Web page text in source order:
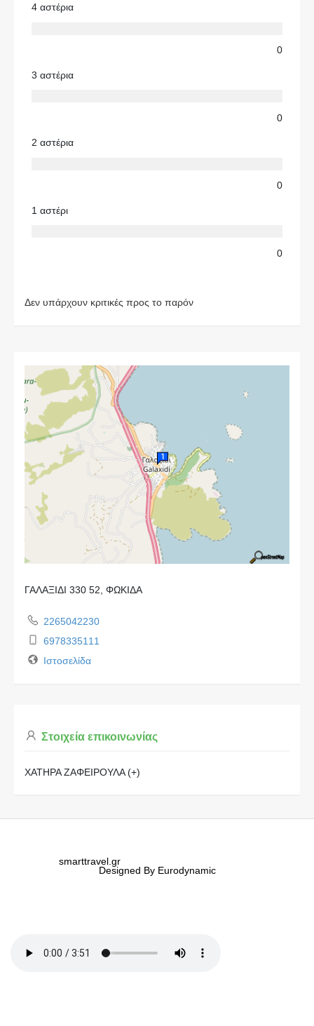
4 αστέρια
0
3 αστέρια
0
2 αστέρια
0
1 αστέρι
0
Δεν υπάρχουν κριτικές προς το παρόν
ΓΑΛΑΞΙΔΙ 330 52, ΦΩΚΙΔΑ
2265042230
6978335111
Ιστοσελίδα
Στοιχεία επικοινωνίας
ΧΑΤΗΡΑ ΖΑΦΕΙΡΟΥΛΑ (+)
smarttravel.gr
Designed By Eurodynamic